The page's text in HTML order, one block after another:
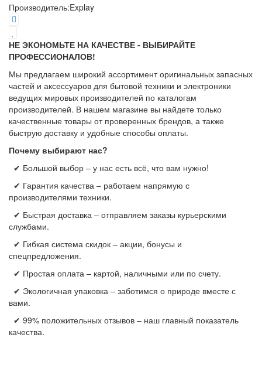
Производитель:Explay
НЕ ЭКОНОМЬТЕ НА КАЧЕСТВЕ - ВЫБИРАЙТЕ
ПРОФЕССИОНАЛОВ!
Мы предлагаем широкий ассортимент оригинальных запасных
частей и аксессуаров для бытовой техники и электроники
ведущих мировых производителей по каталогам
производителей. В нашем магазине вы найдете только
качественные товары от проверенных брендов, а также
быструю доставку и удобные способы оплаты.
Почему выбирают нас?
✔ Большой выбор – у нас есть всё, что вам нужно!
✔ Гарантия качества – работаем напрямую с
производителями техники.
✔ Быстрая доставка – отправляем заказы курьерскими
службами.
✔ Гибкая система скидок – акции, бонусы и
спецпредложения.
✔ Простая оплата – картой, наличными или по счету.
✔ Экологичная упаковка – заботимся о природе вместе с
вами.
✔ 99% положительных отзывов – наш главный показатель
качества.